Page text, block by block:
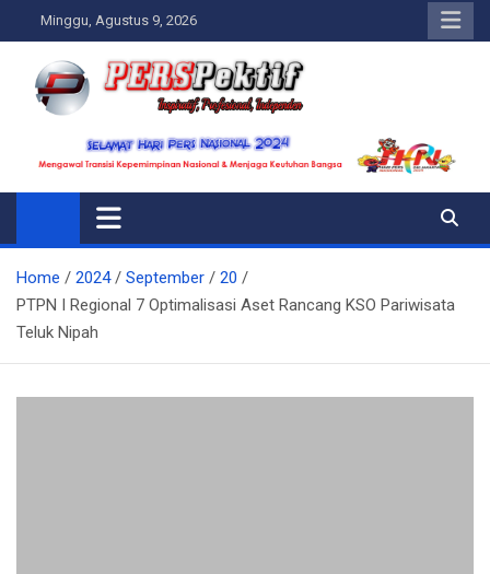
to
content
Minggu, Agustus 9, 2026
Perspektif.today
Ispiratif Profesional Independen
Home 2024 September
20
PTPN I Regional 7 Optimalisasi Aset Rancang KSO Pariwisata
Teluk Nipah